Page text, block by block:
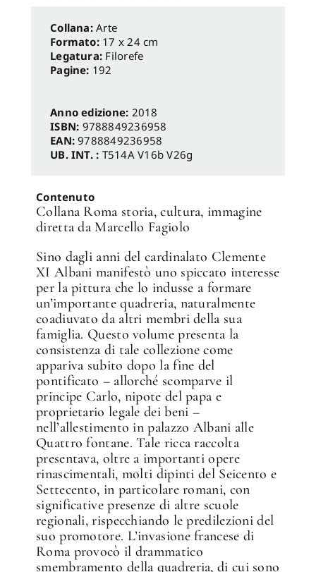
Arte
Formato: 17 x 24 cm
Legatura: Filorefe
Pagine: 192
Anno edizione: 2018
ISBN: 9788849236958
EAN:9788849236958
UB. INT. : T514A V16b V26g
Contenuto
Collana Roma storia, cultura, immagine
diretta da Marcello Fagiolo
Sino dagli anni del cardinalato Clemente
XI Albani manifestò uno spiccato interesse
per la pittura che lo indusse a formare
un’importante quadreria, naturalmente
coadiuvato da altri membri della sua
famiglia. Questo volume presenta la
consistenza di tale collezione come
appariva subito dopo la fine del
pontificato – allorché scomparve il
principe Carlo, nipote del papa e
proprietario legale dei beni –
nell’allestimento in palazzo Albani alle
Quattro fontane. Tale ricca raccolta
presentava, oltre a importanti opere
rinascimentali, molti dipinti del Seicento e
Settecento, in particolare romani, con
significative presenze di altre scuole
regionali, rispecchiando le predilezioni del
suo promotore. L’invasione francese di
Roma provocò il drammatico
smembramento della quadreria, di cui sono